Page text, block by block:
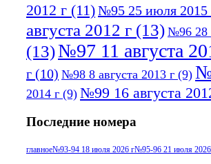
2012 г (11)№95 25 июля 2015
августа 2012 г (13) №96 28
(13)№97 11 августа
г (10) №98 8 августа 2013 г (9)
2014 г (9) №99 16 августа
Последние номера
главное№93-94 18 июля 2026 г№95-96 21 июля